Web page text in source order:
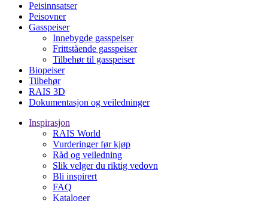
Peisinnsatser
Peisovner
Gasspeiser
Innebygde gasspeiser
Frittstående gasspeiser
Tilbehør til gasspeiser
Biopeiser
Tilbehør
RAIS 3D
Dokumentasjon og veiledninger
Inspirasjon
RAIS World
Vurderinger før kjøp
Råd og veiledning
Slik velger du riktig vedovn
Bli inspirert
FAQ
Kataloger